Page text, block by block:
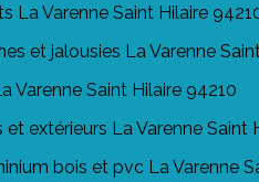
La Varenne Saint Hilaire
et jalousies La Varenne
Varenne Saint Hilaire 94210
extérieurs La Varenne Saint
bois et pvc La Varenne